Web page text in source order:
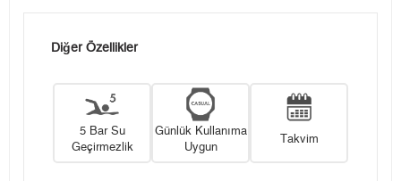
Diğer Özellikler
5 Bar Su
Geçirmezlik
Günlük Kullanıma
Uygun
Takvim